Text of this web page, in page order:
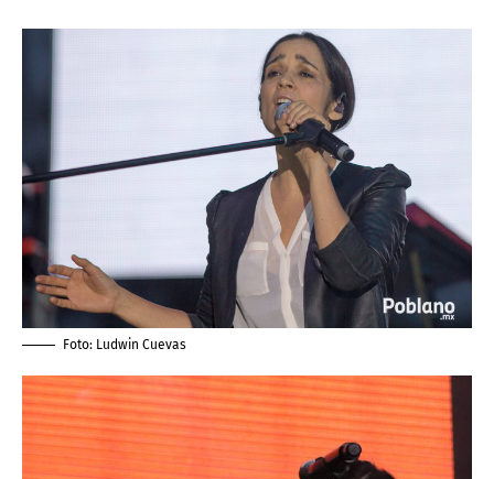
Foto: Ludwin Cuevas